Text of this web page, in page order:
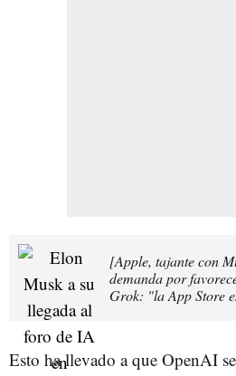
[Apple, tajante con
demanda por
Grok: "la App Store
Esto ha llevado a que OpenAI